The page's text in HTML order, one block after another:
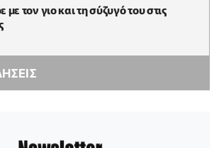
τον γιο και τη σύζυγό του στις